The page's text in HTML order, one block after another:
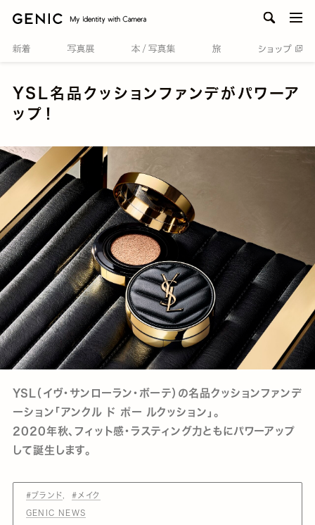
YSL名品クッションファンデがパワーア
ップ！
YSL（イヴ・サンローラン・ボーテ）の名品クッションファンデ
ーション「アンクル ド ポー ルクッション」。
2020年秋、フィット感・ラスティング力ともにパワーアップ
して誕生します。
#ブランド #メイク
GENIC NEWS